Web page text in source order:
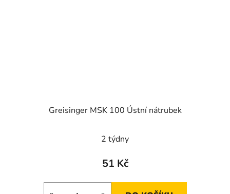
Greisinger MSK 100 Ústní nátrubek
2 týdny
51 Kč